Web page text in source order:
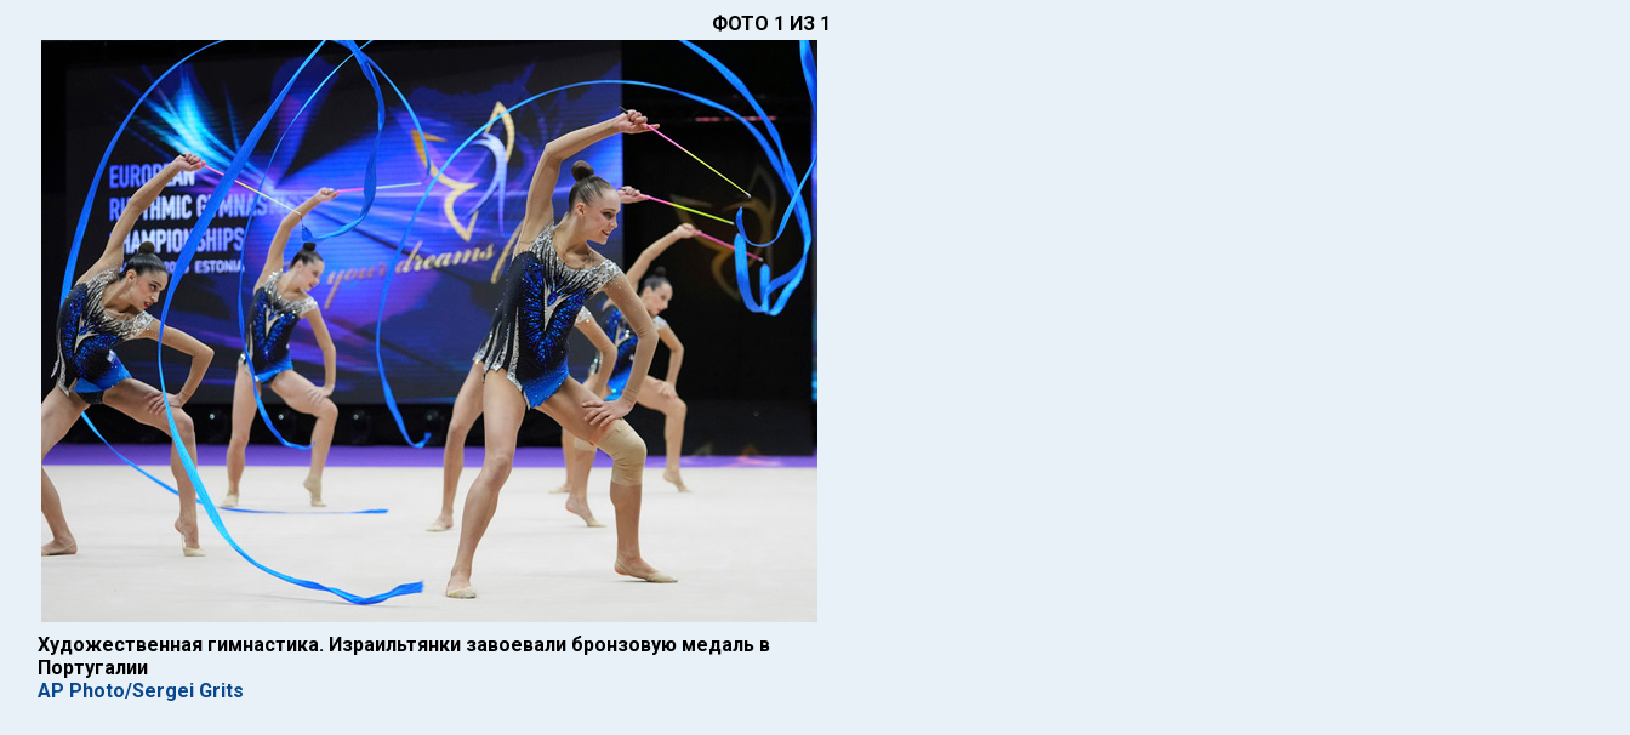
ФОТО 1 ИЗ 1
Художественная гимнастика. Израильтянки завоевали бронзовую медаль в
Португалии
AP Photo/Sergei Grits